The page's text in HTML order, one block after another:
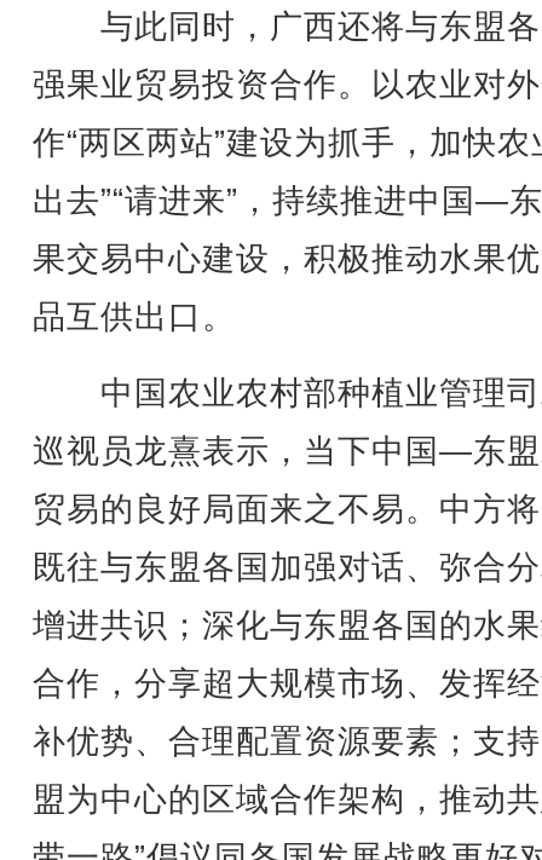
与此同时，广西还将与东盟
强果业贸易投资合作。以农业对
作“两区两站”建设为抓手，加快农
出去”“请进来”，持续推进中国—
果交易中心建设，积极推动水果
品互供出口。
中国农业农村部种植业管理
巡视员龙熹表示，当下中国—东
贸易的良好局面来之不易。中方
既往与东盟各国加强对话、弥合
增进共识；深化与东盟各国的水
合作，分享超大规模市场、发挥
补优势、合理配置资源要素；支
盟为中心的区域合作架构，推动